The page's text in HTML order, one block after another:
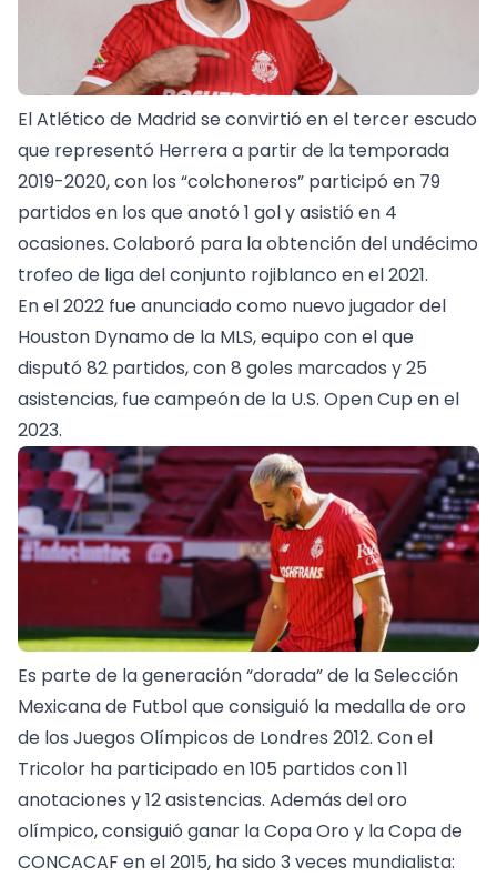
El Atlético de Madrid se convirtió en el tercer escudo
que representó Herrera a partir de la temporada
2019-2020, con los “colchoneros” participó en 79
partidos en los que anotó 1 gol y asistió en 4
ocasiones. Colaboró para la obtención del undécimo
trofeo de liga del conjunto rojiblanco en el 2021.
En el 2022 fue anunciado como nuevo jugador del
Houston Dynamo de la MLS, equipo con el que
disputó 82 partidos, con 8 goles marcados y 25
asistencias, fue campeón de la U.S. Open Cup en el
2023.
Es parte de la generación “dorada” de la Selección
Mexicana de Futbol que consiguió la medalla de oro
de los Juegos Olímpicos de Londres 2012. Con el
Tricolor ha participado en 105 partidos con 11
anotaciones y 12 asistencias. Además del oro
olímpico, consiguió ganar la Copa Oro y la Copa de
CONCACAF en el 2015, ha sido 3 veces mundialista: